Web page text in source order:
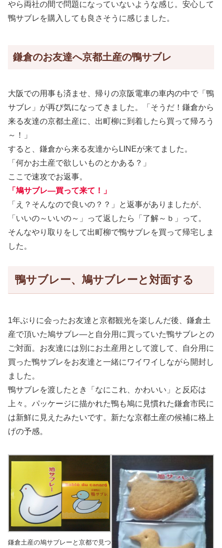
やら両社の間で問題になっていないような感じ。安心して
鴨サブレを購入しても良さそうに感じました。
鎌倉のお友達へ京都土産の鴨サブレ
大阪での用事も済ませ、帰りの京阪電車の車内の中で「鴨
サブレ」が再び気になってきました。「そうだ！鎌倉から
来る友達の京都土産に、出町柳に到着したら買って帰ろう
～！」
すると、鎌倉から来る友達からLINEが来てました。
「何かお土産で欲しいものとかある？」
ここで速攻でお返事。
「鳩サブレ―買って来て！」
「え？そんなので良いの？？」と返事がありましたが、
「いいの～いいの～」って返したら「了解～ｂ」って。
そんなやり取りをして出町柳で鴨サブレを買って帰宅しま
した。
鴨サブレー、鳩サブレーと対面する
1年ぶりに会ったお友達と京都観光を楽しんだ後、鎌倉土
産で頂いた鳩サブレ―と自分用に買っていた鴨サブレとの
ご対面。お友達には別にお土産用として渡して、自分用に
買った鴨サブレをお友達と一緒にワイワイしながら開封し
ました。
鴨サブレを渡したとき「なにこれ、かわいい」と反応は
上々。パッケージに描かれた鴨も鳩に見慣れた鎌倉市民に
は新鮮に見えたみたいです。新たな京都土産の候補に格上
げの予感。
鎌倉土産の鳩サブレーと京都で見つ